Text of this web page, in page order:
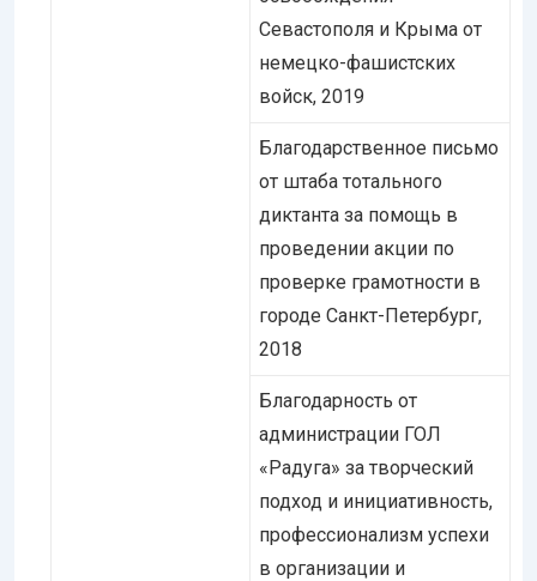
Севастополя и Крыма от
немецко-фашистских
войск, 2019
Благодарственное письмо
от штаба тотального
диктанта за помощь в
проведении акции по
проверке грамотности в
городе Санкт-Петербург,
2018
Благодарность от
администрации ГОЛ
«Радуга» за творческий
подход и инициативность,
профессионализм успехи
в организации и